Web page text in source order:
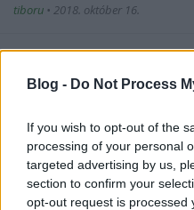
Blog - Do Not Process
If you wish to opt-out of the
processing of your personal
targeted advertising by us,
section to confirm your
opt-out request is processed
tiboru • 2018. október 16.
Nem mai hír (konkrétan
Caraman-cikk kapcsán
körülnéztem a román
hát olyat láttam, amitől
tavaly ugyanis egy olyat
titkosszolgálattól…